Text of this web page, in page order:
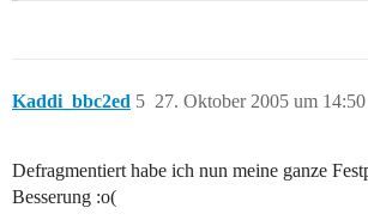
Kaddi_bbc2ed 27. Oktober 2005 um 14:50
5
Defragmentiert habe ich nun meine ganze
Besserung :o(